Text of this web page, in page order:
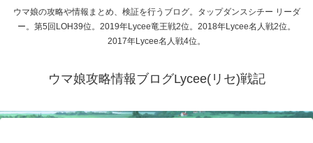
ウマ娘の攻略や情報まとめ、検証を行うブログ。タップダンスシチー リーダ
ー。第5回LOH39位。2019年Lycee竜王戦2位。2018年Lycee名人戦2位。
2017年Lycee名人戦4位。
ウマ娘攻略情報ブログLycee(リセ)戦記